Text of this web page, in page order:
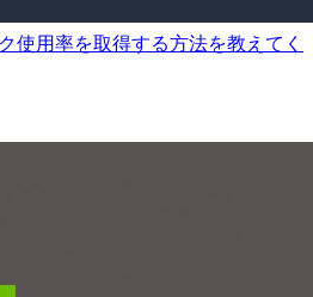
使用率を取得する方法を教えてく